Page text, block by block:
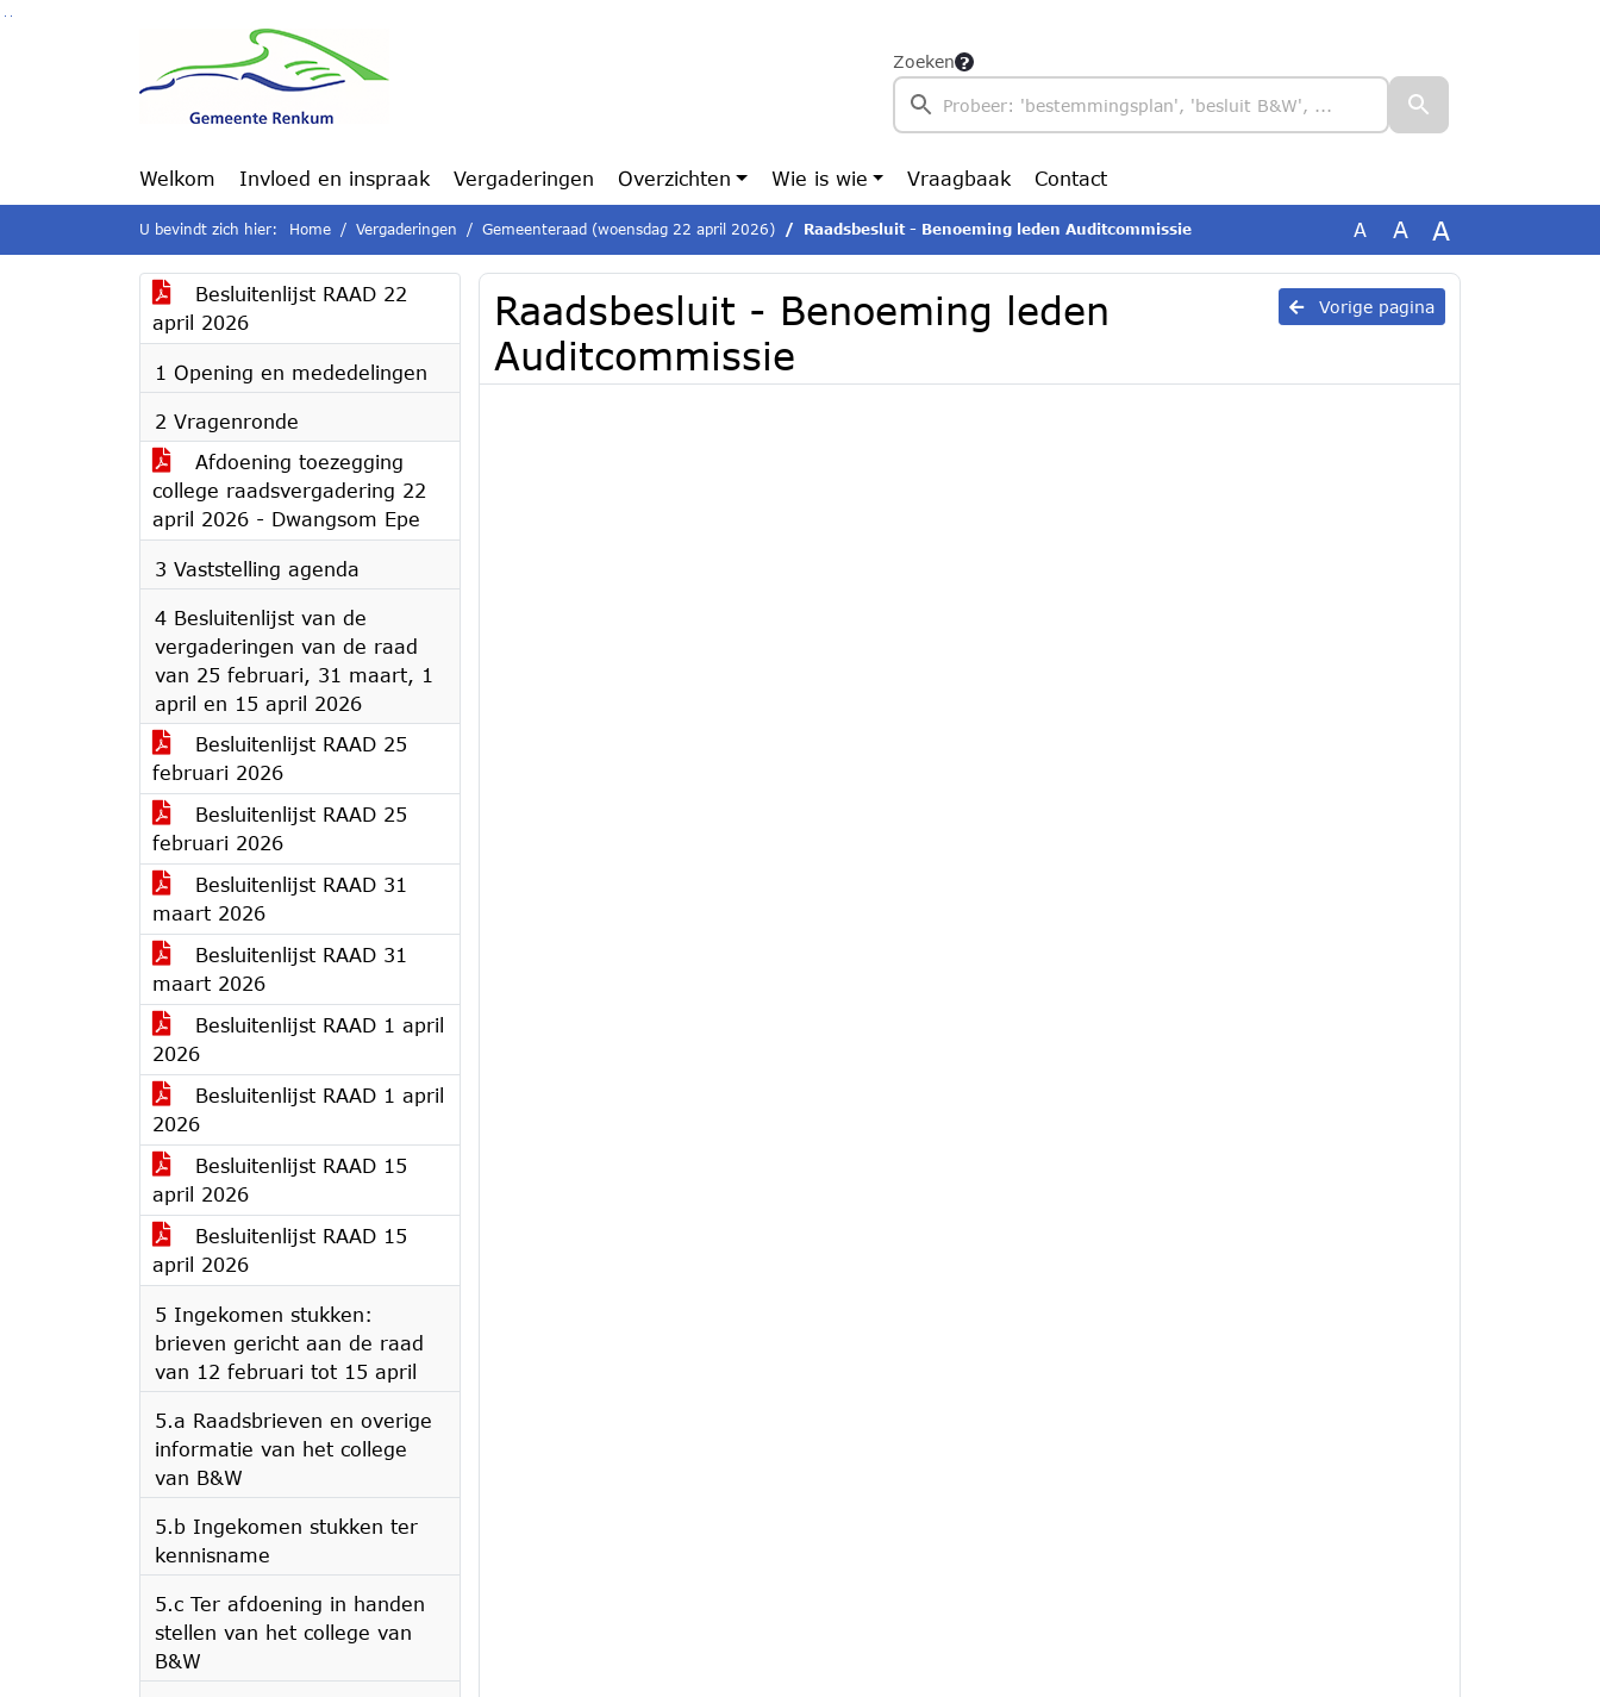
Ga naar de inhoud van deze pagina
Zoeken
Welkom Invloed en inspraak Vergaderingen Overzichten Wie is wie Vraagbaak Contact
U bevindt zich hier: Home Vergaderingen Gemeenteraad (woensdag 22 april 2026) Raadsbesluit - Benoeming leden Auditcommissie A A A
Besluitenlijst RAAD 22
april 2026
1 Opening en mededelingen
2 Vragenronde
Afdoening toezegging
college raadsvergadering 22
april 2026 - Dwangsom Epe
3 Vaststelling agenda
4 Besluitenlijst van de
vergaderingen van de raad
van 25 februari, 31 maart, 1
april en 15 april 2026
Besluitenlijst RAAD 25
februari 2026
Besluitenlijst RAAD 25
februari 2026
Besluitenlijst RAAD 31
maart 2026
Besluitenlijst RAAD 31
maart 2026
Besluitenlijst RAAD 1 april
2026
Besluitenlijst RAAD 1 april
2026
Besluitenlijst RAAD 15
april 2026
Besluitenlijst RAAD 15
april 2026
5 Ingekomen stukken:
brieven gericht aan de raad
van 12 februari tot 15 april
5.a Raadsbrieven en overige
informatie van het college
van B&W
5.b Ingekomen stukken ter
kennisname
5.c Ter afdoening in handen
stellen van het college van
B&W
Vorige pagina
Raadsbesluit - Benoeming leden
Auditcommissie